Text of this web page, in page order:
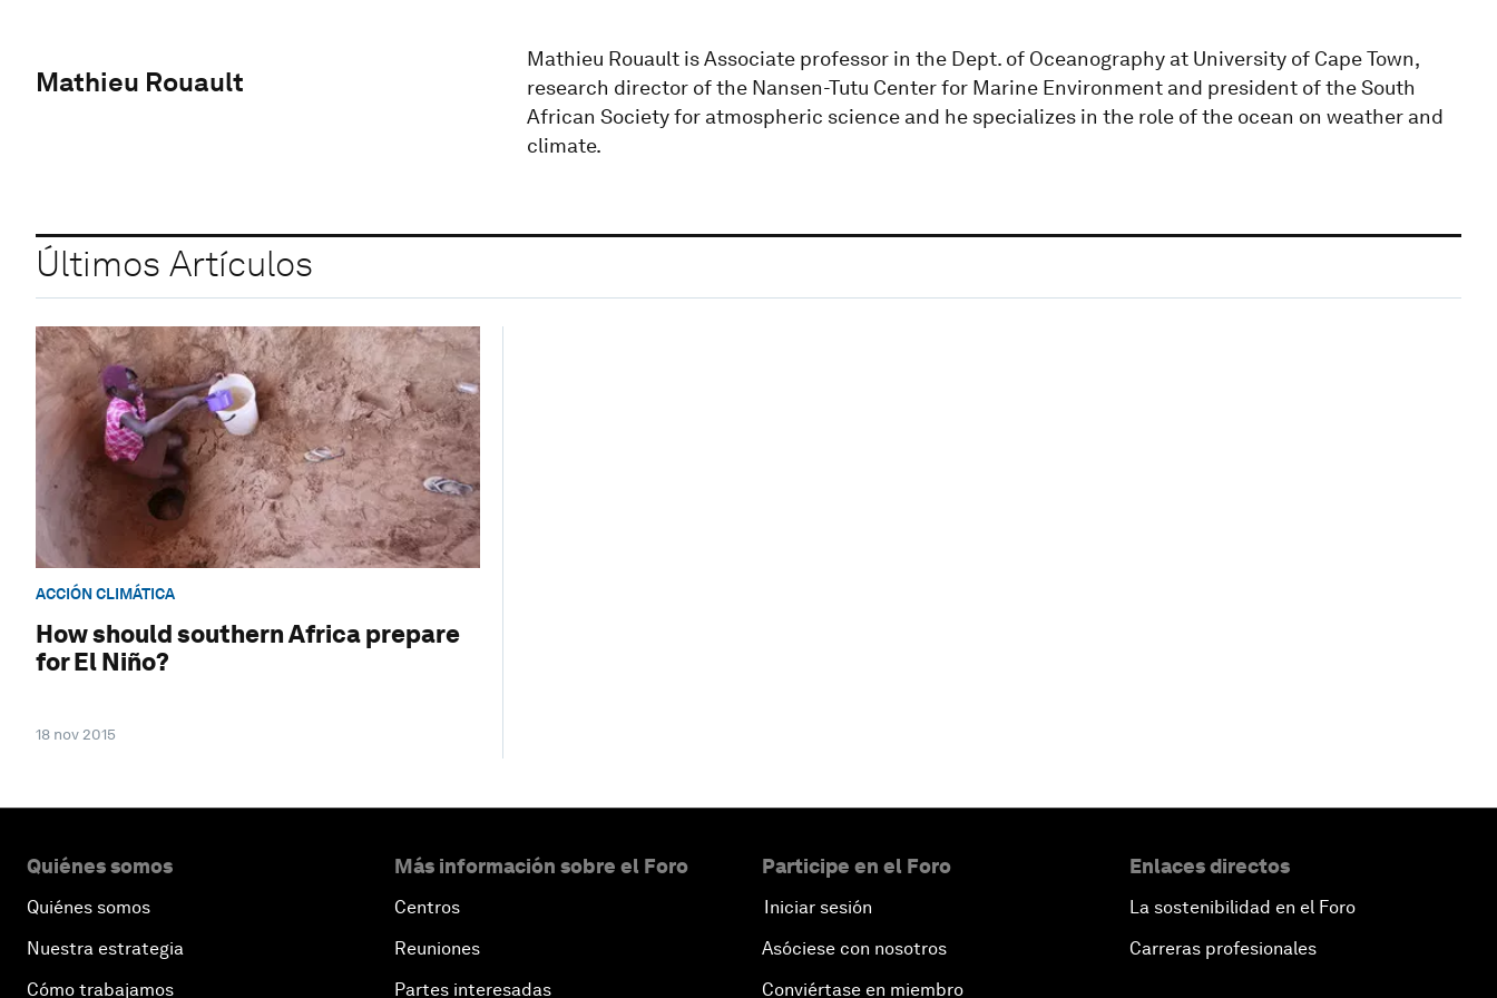
Mathieu Rouault
Mathieu Rouault is Associate professor in the Dept. of Oceanography at University of Cape Town,
research director of the Nansen-Tutu Center for Marine Environment and president of the South
African Society for atmospheric science and he specializes in the role of the ocean on weather and
climate.
Últimos Artículos
ACCIÓN CLIMÁTICA
How should southern Africa prepare
for El Niño?
18 nov 2015
Quiénes somos
Quiénes somos
Nuestra estrategia
Cómo trabajamos
Más información sobre el Foro
Centros
Reuniones
Partes interesadas
Participe en el Foro
Iniciar sesión
Asóciese con nosotros
Conviértase en miembro
Enlaces directos
La sostenibilidad en el Foro
Carreras profesionales